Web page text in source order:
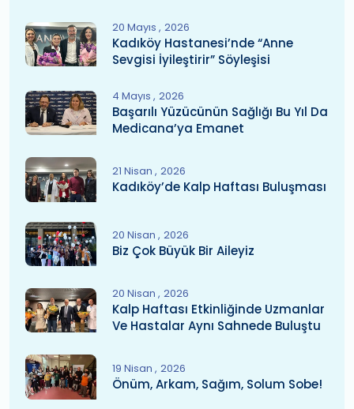
20 Mayıs 2026
Kadıköy Hastanesi’nde “Anne
Sevgisi İyileştirir” Söyleşisi
4 Mayıs 2026
Başarılı Yüzücünün Sağlığı Bu Yıl Da
Medicana’ya Emanet
21 Nisan 2026
Kadıköy’de Kalp Haftası Buluşması
20 Nisan 2026
Biz Çok Büyük Bir Aileyiz
20 Nisan 2026
Kalp Haftası Etkinliğinde Uzmanlar
Ve Hastalar Aynı Sahnede Buluştu
19 Nisan 2026
Önüm, Arkam, Sağım, Solum Sobe!